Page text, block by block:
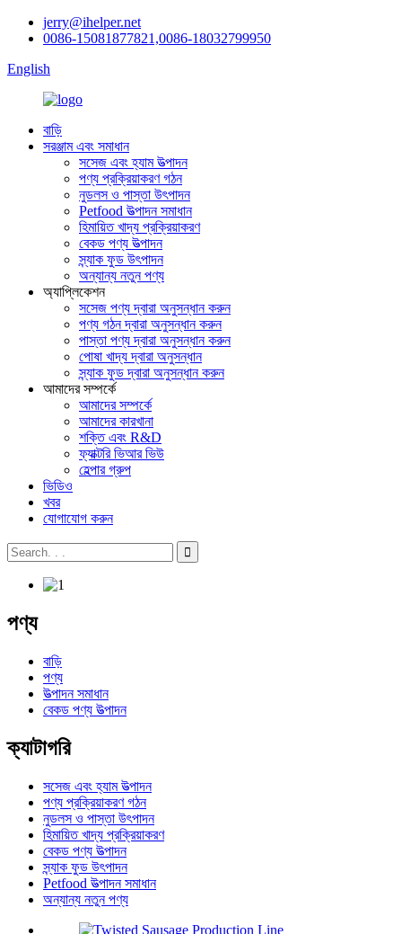
jerry@ihelper.net
0086-15081877821,0086-18032799950
English
বাড়ি
সরঞ্জাম এবং সমাধান
সসেজ এবং হ্যাম উত্পাদন
পণ্য প্রক্রিয়াকরণ গঠন
নুডলস ও পাস্তা উৎপাদন
Petfood উত্পাদন সমাধান
হিমায়িত খাদ্য প্রক্রিয়াকরণ
বেকড পণ্য উত্পাদন
স্ন্যাক ফুড উৎপাদন
অন্যান্য নতুন পণ্য
অ্যাপ্লিকেশন
সসেজ পণ্য দ্বারা অনুসন্ধান করুন
পণ্য গঠন দ্বারা অনুসন্ধান করুন
পাস্তা পণ্য দ্বারা অনুসন্ধান করুন
পোষা খাদ্য দ্বারা অনুসন্ধান
স্ন্যাক ফুড দ্বারা অনুসন্ধান করুন
আমাদের সম্পর্কে
আমাদের সম্পর্কে
আমাদের কারখানা
শক্তি এবং R&D
ফ্যাক্টরি ভিআর ভিউ
হেল্পার গ্রুপ
ভিডিও
খবর
যোগাযোগ করুন
পণ্য
বাড়ি
পণ্য
উত্পাদন সমাধান
বেকড পণ্য উত্পাদন
ক্যাটাগরি
সসেজ এবং হ্যাম উত্পাদন
পণ্য প্রক্রিয়াকরণ গঠন
নুডলস ও পাস্তা উৎপাদন
হিমায়িত খাদ্য প্রক্রিয়াকরণ
বেকড পণ্য উত্পাদন
স্ন্যাক ফুড উৎপাদন
Petfood উত্পাদন সমাধান
অন্যান্য নতুন পণ্য